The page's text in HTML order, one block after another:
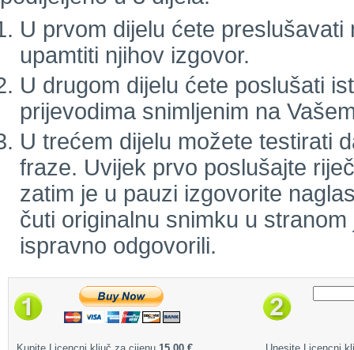
U prvom dijelu ćete
upamtiti njihov izgovor.
U drugom dijelu ćete poslušati
prijevodima snimljenim na
U trećem dijelu možete testirati
fraze. Uvijek prvo poslušajte
zatim je u pauzi izgovorite
čuti originalnu snimku u
ispravno odgovorili.